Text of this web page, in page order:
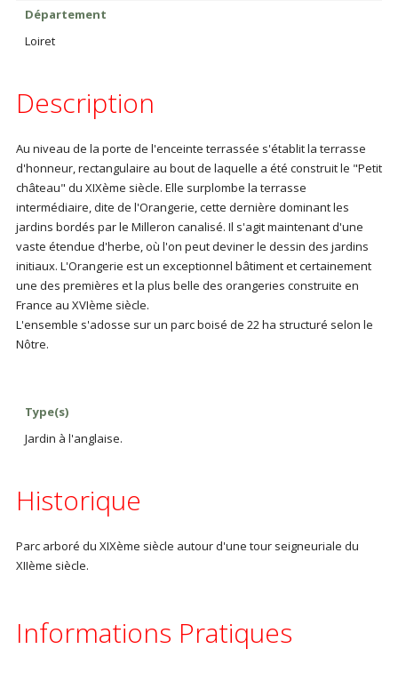
Département
Loiret
Description
Au niveau de la porte de l'enceinte terrassée s'établit la terrasse
d'honneur, rectangulaire au bout de laquelle a été construit le "Petit
château" du XIXème siècle. Elle surplombe la terrasse
intermédiaire, dite de l'Orangerie, cette dernière dominant les
jardins bordés par le Milleron canalisé. Il s'agit maintenant d'une
vaste étendue d'herbe, où l'on peut deviner le dessin des jardins
initiaux. L'Orangerie est un exceptionnel bâtiment et certainement
une des premières et la plus belle des orangeries construite en
France au XVIème siècle.
L'ensemble s'adosse sur un parc boisé de 22 ha structuré selon le
Nôtre.
Type(s)
Jardin à l'anglaise.
Historique
Parc arboré du XIXème siècle autour d'une tour seigneuriale du
XIIème siècle.
Informations Pratiques